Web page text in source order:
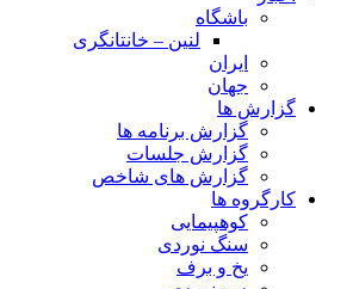
باشگاه
لنین – خانتانگری
ایران
جهان
گزارش ها
گزارش برنامه ها
گزارش جلسات
گزارش های شاخص
کارگروه ها
کوهپیمایی
سنگ نوردی
یخ و برف